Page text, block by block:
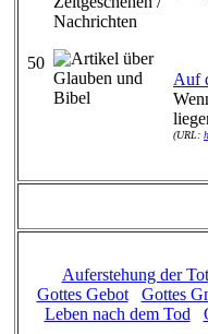
50
Auf
(URL:
Auferstehung der
Gottes Gebot
Gottes
Leben nach dem Tod